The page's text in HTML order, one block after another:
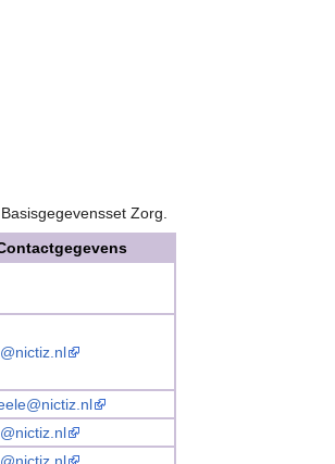
Zorg.